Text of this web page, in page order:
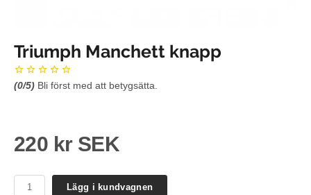
Triumph Manchett knapp
(0/5) Bli först med att betygsätta.
220 kr SEK
Lägg i kundvagnen